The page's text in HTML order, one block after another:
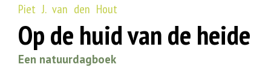
Piet J. van den Hout
Op de huid van de heide
Een natuurdagboek